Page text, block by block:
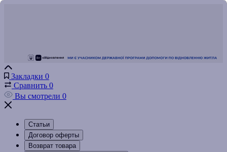
Закладки 0
Сравнить 0
Вы смотрели 0
Статьи
Договор оферты
Возврат товара